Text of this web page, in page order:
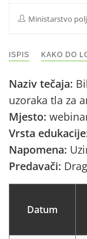
Ministarstvo
ISPIS KAKO DO
Naziv tečaja:
uzoraka tla za
Mjesto:
Vrsta
Napomena:
Predavači:
Datum